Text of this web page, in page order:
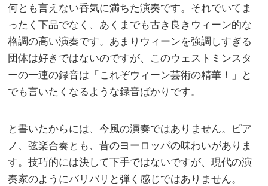
何とも言えない香気に満ちた演奏です。それでいてま
ったく下品でなく、あくまでも古き良きウィーン的な
格調の高い演奏です。あまりウィーンを強調しすぎる
団体は好きではないのですが、このウェストミンスタ
ーの一連の録音は「これぞウィーン芸術の精華！」と
でも言いたくなるような録音ばかりです。
と書いたからには、今風の演奏ではありません。ピア
ノ、弦楽合奏とも、昔のヨーロッパの味わいがありま
す。技巧的には決して下手ではないですが、現代の演
奏家のようにバリバリと弾く感じではありません。